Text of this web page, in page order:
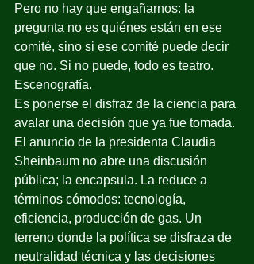
Pero no hay que engañarnos: la
pregunta no es quiénes están en ese
comité, sino si ese comité puede decir
que no. Si no puede, todo es teatro.
Escenografía.
Es ponerse el disfraz de la ciencia para
avalar una decisión que ya fue tomada.
El anuncio de la presidenta Claudia
Sheinbaum no abre una discusión
pública; la encapsula. La reduce a
términos cómodos: tecnología,
eficiencia, producción de gas. Un
terreno donde la política se disfraza de
neutralidad técnica y las decisiones